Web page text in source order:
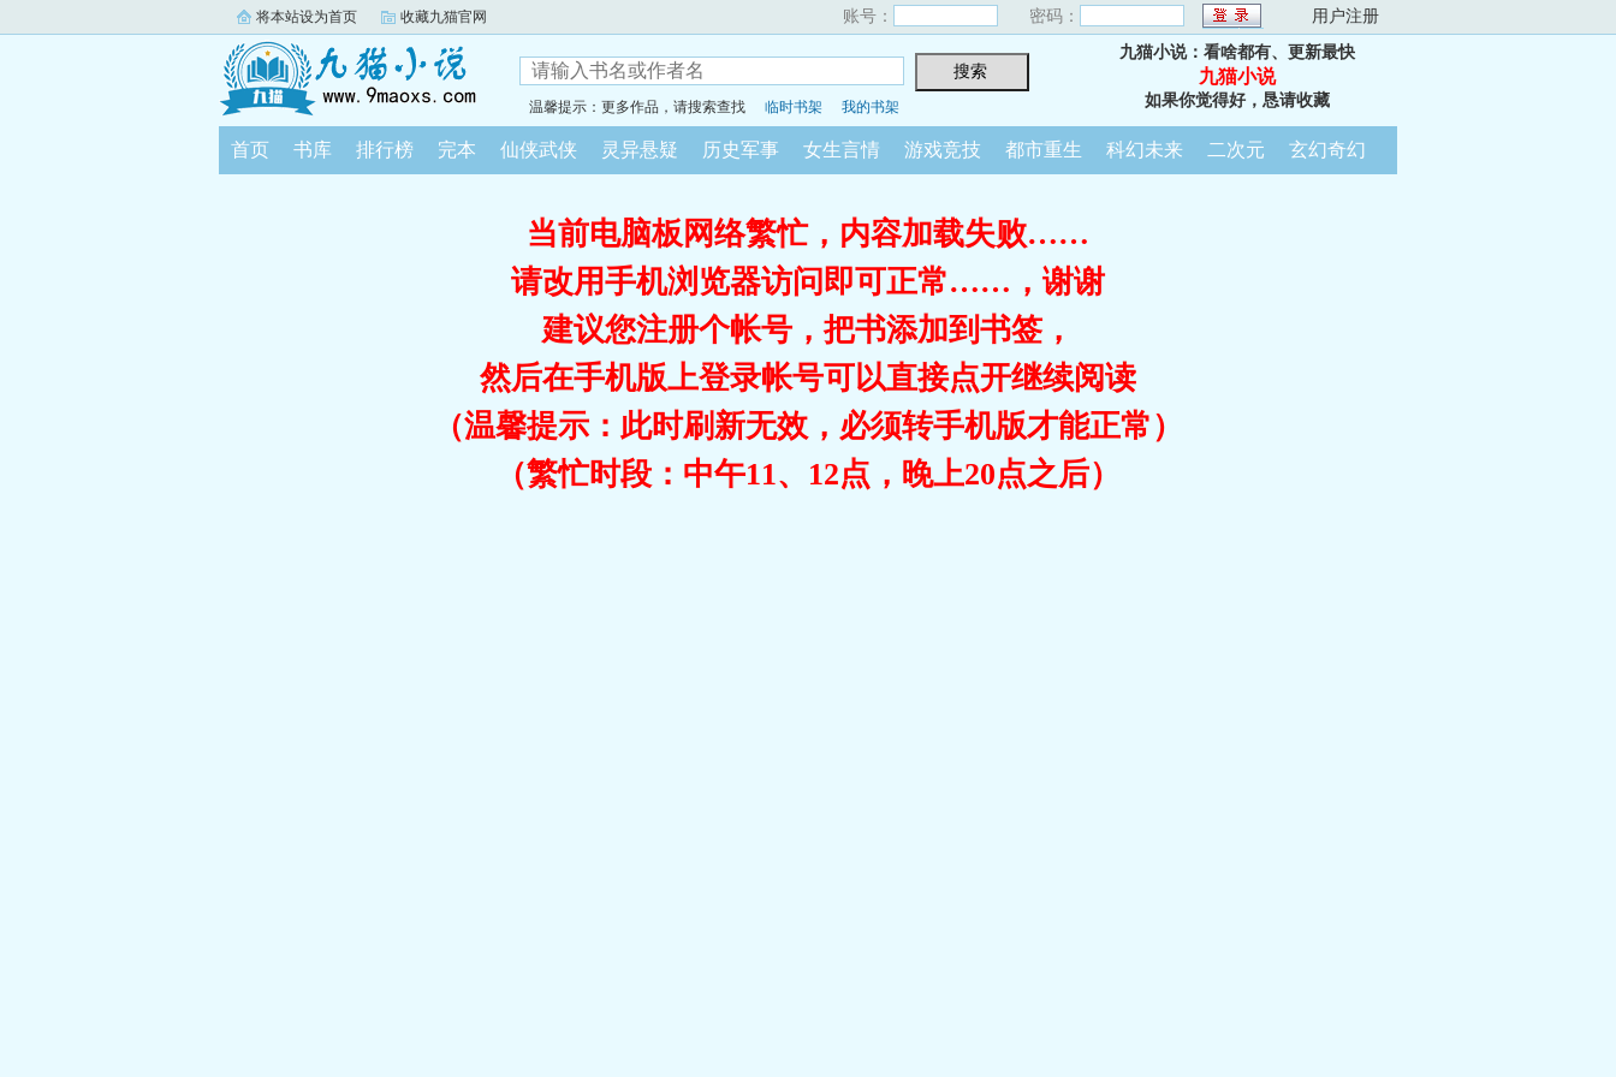
将本站设为首页 收藏九猫官网 账号： 密码： 用户注册
温馨提示：更多作品，请搜索查找 临时书架 我的书架
九猫小说：看啥都有、更新最快
九猫小说
如果你觉得好，恳请收藏
首页 书库 排行榜 完本 仙侠武侠 灵异悬疑 历史军事 女生言情 游戏竞技 都市重生 科幻未来 二次元 玄幻奇幻
当前电脑板网络繁忙，内容加载失败……
请改用手机浏览器访问即可正常……，谢谢
建议您注册个帐号，把书添加到书签，
然后在手机版上登录帐号可以直接点开继续阅读
（温馨提示：此时刷新无效，必须转手机版才能正常）
（繁忙时段：中午11、12点，晚上20点之后）